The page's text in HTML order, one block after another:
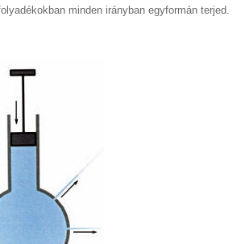
minden irányban egyformán terjed.